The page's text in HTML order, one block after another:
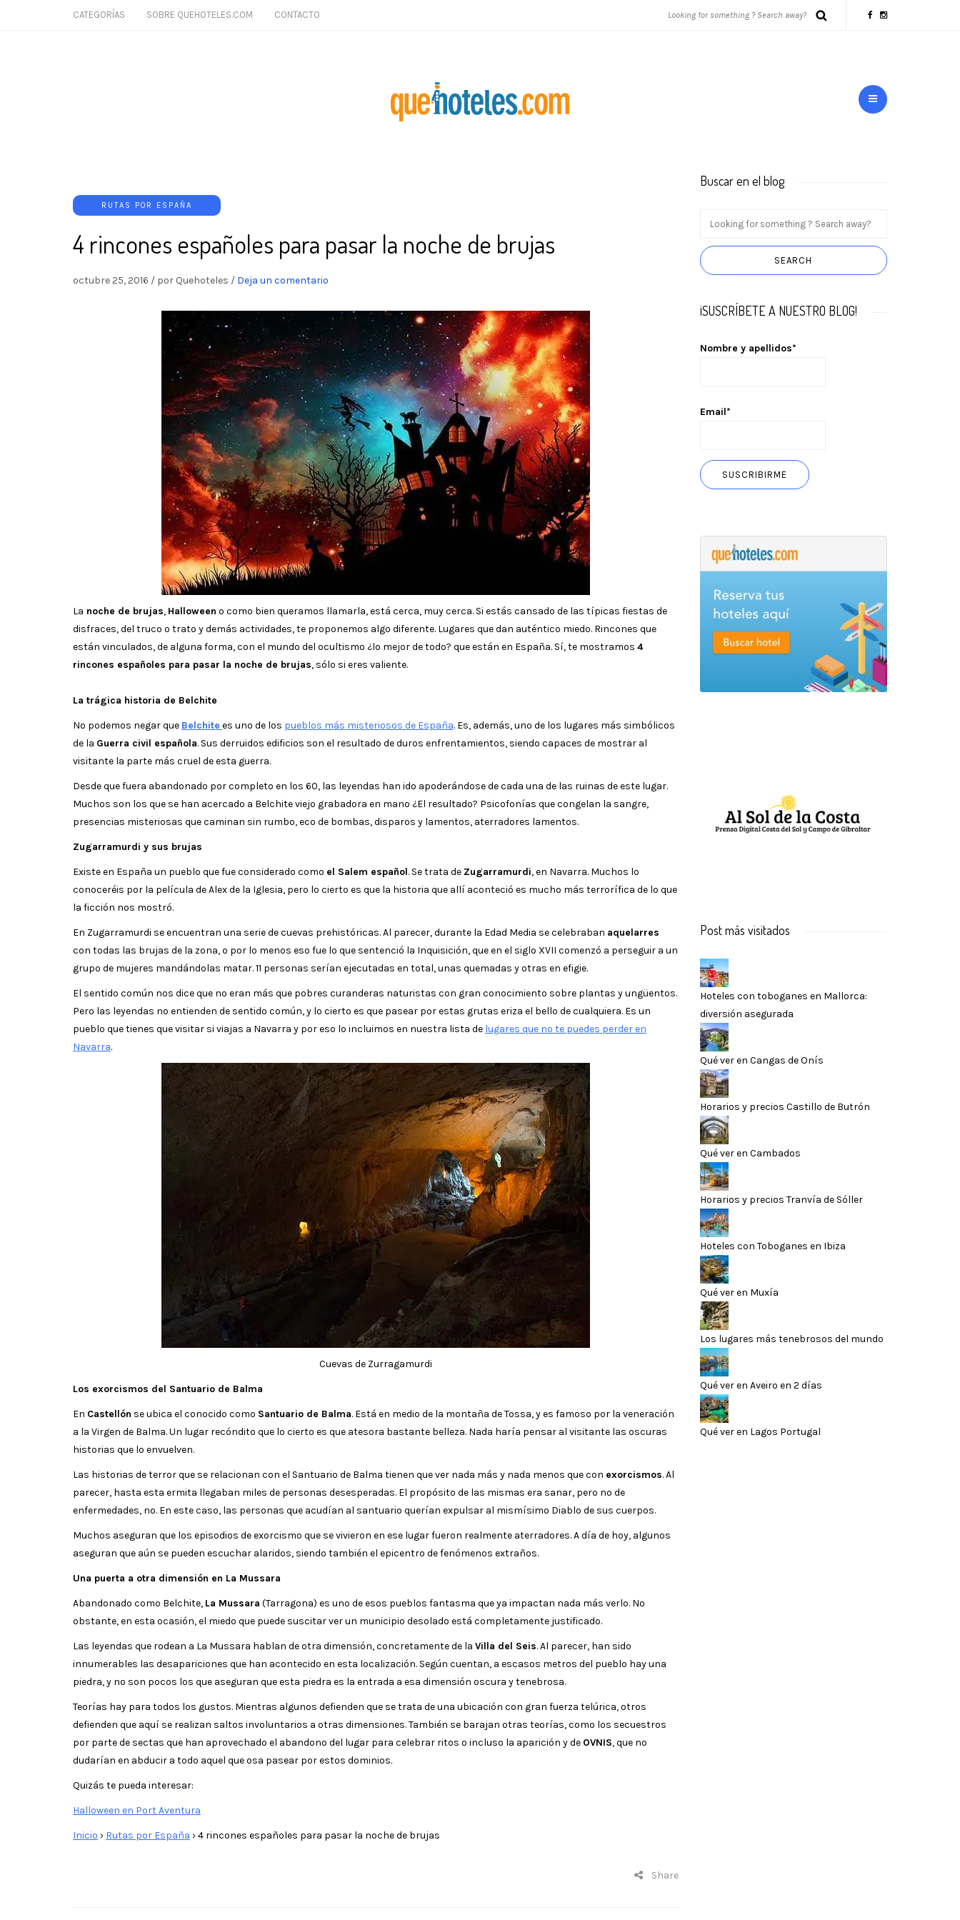
CATEGORÍAS SOBRE QUEHOTELES.COM CONTACTO
RUTAS POR ESPAÑA
4 rincones españoles para pasar la noche de brujas
octubre 25, 2016 / por Quehoteles / Deja un comentario
La noche de brujas, Halloween o como bien queramos llamarla, está cerca, muy cerca. Si estás cansado de las típicas fiestas de
disfraces, del truco o trato y demás actividades, te proponemos algo diferente. Lugares que dan auténtico miedo. Rincones que
están vinculados, de alguna forma, con el mundo del ocultismo ¿lo mejor de todo? que están en España. Sí, te mostramos 4
rincones españoles para pasar la noche de brujas, sólo si eres valiente.
La trágica historia de Belchite
No podemos negar que Belchite es uno de los pueblos más misteriosos de España. Es, además, uno de los lugares más simbólicos
de la Guerra civil española. Sus derruidos edificios son el resultado de duros enfrentamientos, siendo capaces de mostrar al
visitante la parte más cruel de esta guerra.
Desde que fuera abandonado por completo en los 60, las leyendas han ido apoderándose de cada una de las ruinas de este lugar.
Muchos son los que se han acercado a Belchite viejo grabadora en mano ¿El resultado? Psicofonías que congelan la sangre,
presencias misteriosas que caminan sin rumbo, eco de bombas, disparos y lamentos, aterradores lamentos.
Zugarramurdi y sus brujas
Existe en España un pueblo que fue considerado como el Salem español. Se trata de Zugarramurdi, en Navarra. Muchos lo
conoceréis por la película de Alex de la Iglesia, pero lo cierto es que la historia que allí aconteció es mucho más terrorífica de lo que
la ficción nos mostró.
En Zugarramurdi se encuentran una serie de cuevas prehistóricas. Al parecer, durante la Edad Media se celebraban aquelarres
con todas las brujas de la zona, o por lo menos eso fue lo que sentenció la Inquisición, que en el siglo XVII comenzó a perseguir a un
grupo de mujeres mandándolas matar. 11 personas serían ejecutadas en total, unas quemadas y otras en efigie.
El sentido común nos dice que no eran más que pobres curanderas naturistas con gran conocimiento sobre plantas y ungüentos.
Pero las leyendas no entienden de sentido común, y lo cierto es que pasear por estas grutas eriza el bello de cualquiera. Es un
pueblo que tienes que visitar si viajas a Navarra y por eso lo incluimos en nuestra lista de lugares que no te puedes perder en
Navarra.
Cuevas de Zurragamurdi
Los exorcismos del Santuario de Balma
En Castellón se ubica el conocido como Santuario de Balma. Está en medio de la montaña de Tossa, y es famoso por la veneración
a la Virgen de Balma. Un lugar recóndito que lo cierto es que atesora bastante belleza. Nada haría pensar al visitante las oscuras
historias que lo envuelven.
Las historias de terror que se relacionan con el Santuario de Balma tienen que ver nada más y nada menos que con exorcismos. Al
parecer, hasta esta ermita llegaban miles de personas desesperadas. El propósito de las mismas era sanar, pero no de
enfermedades, no. En este caso, las personas que acudían al santuario querían expulsar al mismísimo Diablo de sus cuerpos.
Muchos aseguran que los episodios de exorcismo que se vivieron en ese lugar fueron realmente aterradores. A día de hoy, algunos
aseguran que aún se pueden escuchar alaridos, siendo también el epicentro de fenómenos extraños.
Una puerta a otra dimensión en La Mussara
Abandonado como Belchite, La Mussara (Tarragona) es uno de esos pueblos fantasma que ya impactan nada más verlo. No
obstante, en esta ocasión, el miedo que puede suscitar ver un municipio desolado está completamente justificado.
Las leyendas que rodean a La Mussara hablan de otra dimensión, concretamente de la Villa del Seis. Al parecer, han sido
innumerables las desapariciones que han acontecido en esta localización. Según cuentan, a escasos metros del pueblo hay una
piedra, y no son pocos los que aseguran que esta piedra es la entrada a esa dimensión oscura y tenebrosa.
Teorías hay para todos los gustos. Mientras algunos defienden que se trata de una ubicación con gran fuerza telúrica, otros
defienden que aquí se realizan saltos involuntarios a otras dimensiones. También se barajan otras teorías, como los secuestros
por parte de sectas que han aprovechado el abandono del lugar para celebrar ritos o incluso la aparición y de OVNIS, que no
dudarían en abducir a todo aquel que osa pasear por estos dominios.
Quizás te pueda interesar:
Halloween en Port Aventura
Inicio › Rutas por España ›4 rincones españoles para pasar la noche de brujas
Share
Buscar en el blog
¡SUSCRÍBETE A NUESTRO BLOG!
Nombre y apellidos*
Email*
Post más visitados
Hoteles con toboganes en Mallorca:
diversión asegurada
Qué ver en Cangas de Onís
Horarios y precios Castillo de Butrón
Qué ver en Cambados
Horarios y precios Tranvía de Sóller
Hoteles con Toboganes en Ibiza
Qué ver en Muxía
Los lugares más tenebrosos del mundo
Qué ver en Aveiro en 2 días
Qué ver en Lagos Portugal